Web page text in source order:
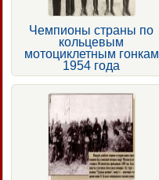
Чемпионы страны по
кольцевым
мотоциклетным гонкам
1954 года